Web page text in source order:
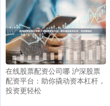
在线股票配资公司哪 沪深股票
配资平台：助你撬动资本杠杆，
投资更轻松